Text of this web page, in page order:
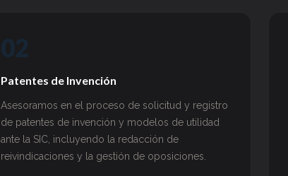
02
Patentes de Invención
Asesoramos en el proceso de solicitud y registro
de patentes de invención y modelos de utilidad
ante la SIC, incluyendo la redacción de
reivindicaciones y la gestión de oposiciones.